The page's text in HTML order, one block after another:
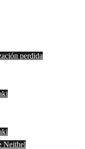
perdida
Neithel